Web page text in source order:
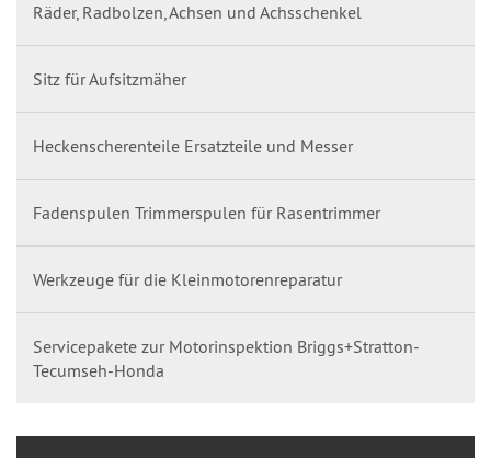
Räder, Radbolzen, Achsen und Achsschenkel
Sitz für Aufsitzmäher
Heckenscherenteile Ersatzteile und Messer
Fadenspulen Trimmerspulen für Rasentrimmer
Werkzeuge für die Kleinmotorenreparatur
Servicepakete zur Motorinspektion Briggs+Stratton-
Tecumseh-Honda